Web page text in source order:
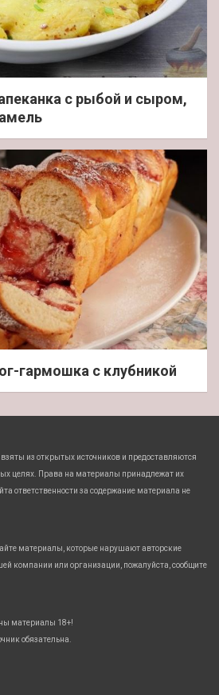
с рыбой и сыром,
гармошка с клубникой
из открытых источников и предоставляются
целях. Права на материалы принадлежат их
ответственности за содержание материала не
материалы, которые нарушают авторские
компании или организации, пожалуйста, сообщите
материалы 18+!
обязательна.